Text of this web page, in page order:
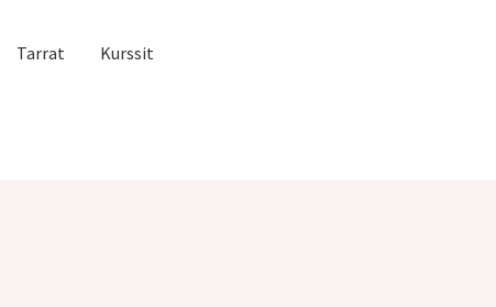
Tarrat Kurssit